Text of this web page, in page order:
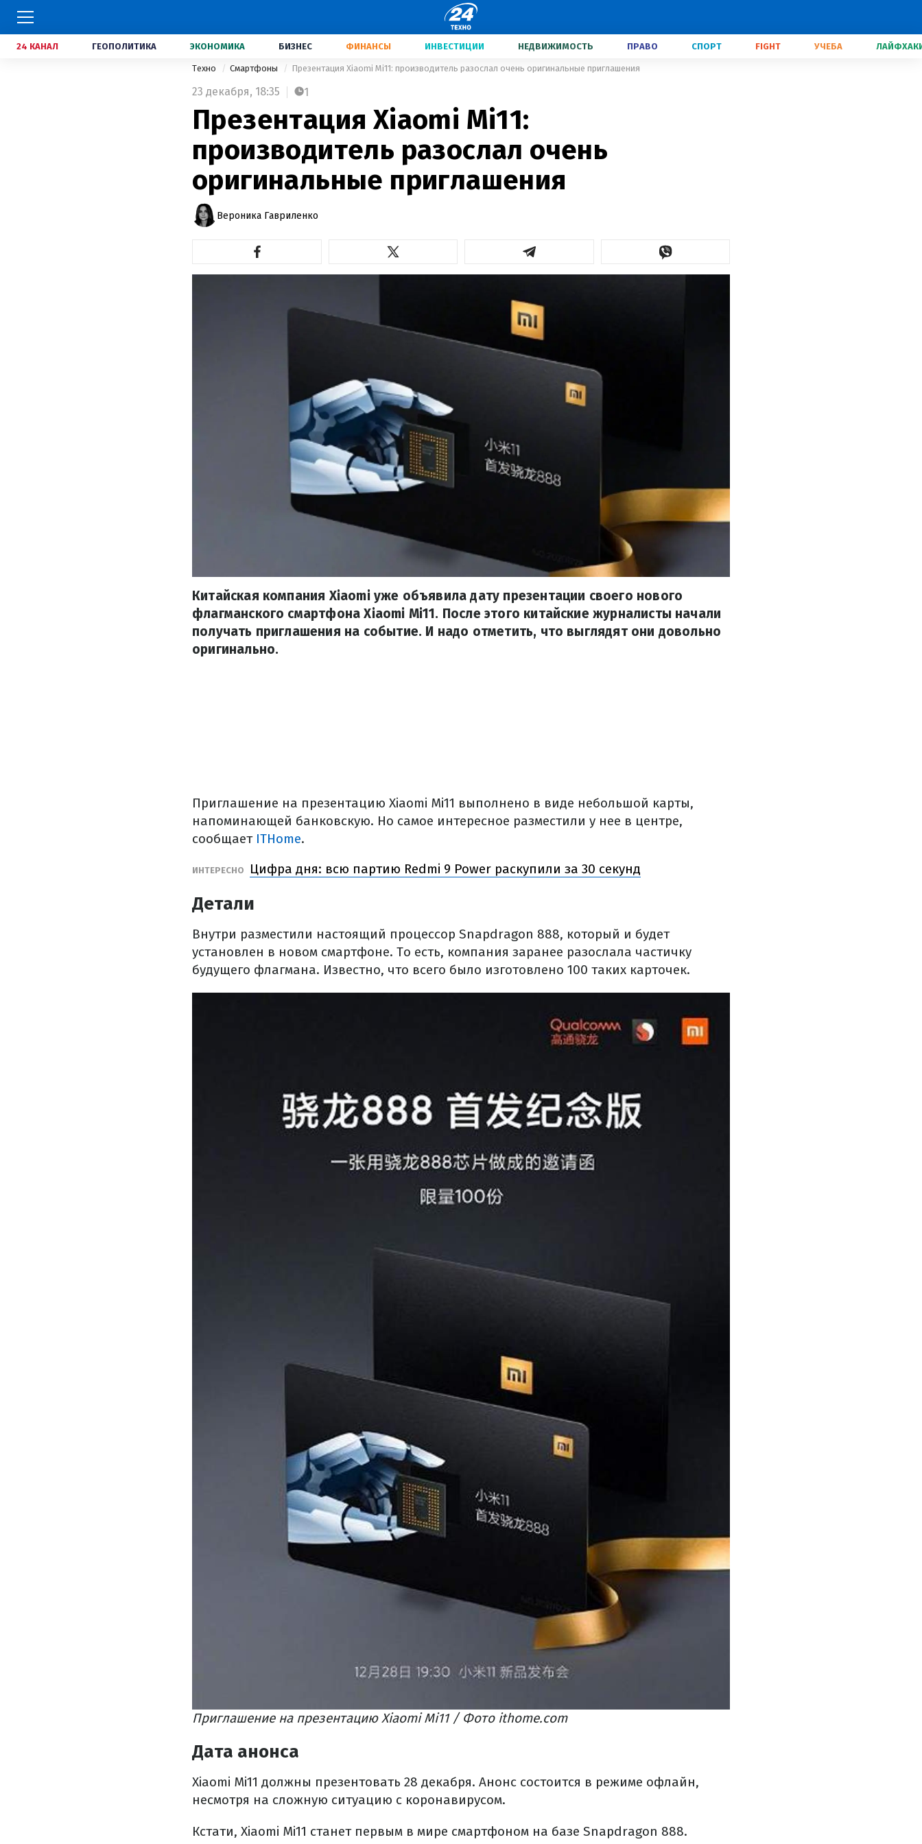
24 КАНАЛ ГЕОПОЛИТИКА ЭКОНОМИКА БИЗНЕС ФИНАНСЫ ИНВЕСТИЦИИ НЕДВИЖИМОСТЬ ПРАВО СПОРТ FIGHT УЧЕБА
Техно Смартфоны Презентация Xiaomi Mi11: производитель разослал очень оригинальные приглашения
23 декабря, 18:35 1
Презентация Xiaomi Mi11:
производитель разослал очень
оригинальные приглашения
Вероника Гавриленко
Китайская компания Xiaomi уже объявила дату презентации своего нового
флагманского смартфона Xiaomi Mi11. После этого китайские журналисты начали
получать приглашения на событие. И надо отметить, что выглядят они довольно
оригинально.
Приглашение на презентацию Xiaomi Mi11 выполнено в виде небольшой карты,
напоминающей банковскую. Но самое интересное разместили у нее в центре,
сообщает ITHome.
ИНТЕРЕСНО Цифра дня: всю партию Redmi 9 Power раскупили за 30 секунд
Детали
Внутри разместили настоящий процессор Snapdragon 888, который и будет
установлен в новом смартфоне. То есть, компания заранее разослала частичку
будущего флагмана. Известно, что всего было изготовлено 100 таких карточек.
Приглашение на презентацию Xiaomi Mi11 / Фото ithome.com
Дата анонса
Xiaomi Mi11 должны презентовать 28 декабря. Анонс состоится в режиме офлайн,
несмотря на сложную ситуацию с коронавирусом.
Кстати, Xiaomi Mi11 станет первым в мире смартфоном на базе Snapdragon 888.